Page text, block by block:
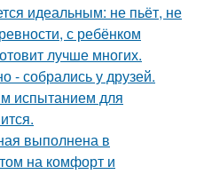
идеальным: не пьёт, не
с ребёнком
лучше многих.
- собрались у друзей.
испытанием для
выполнена в
на комфорт и